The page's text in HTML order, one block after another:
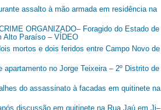
assalto à mão armada em residência na
ORGANIZADO– Foragido do Estado de
Alto Paraíso – VÍDEO
mortos e dois feridos entre Campo Novo de
apartamento no Jorge Teixeira – 2º Distrito de
do assassinato à facadas em quitinete na
discussão em quitinete na Rua Jaú em Ji–